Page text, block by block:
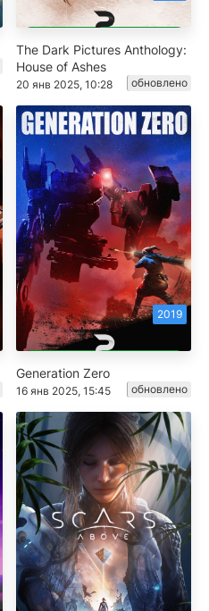
The Dark Pictures Anthology:
House of Ashes
20 янв 2025, 10:28 обновлено
2019
Generation Zero
16 янв 2025, 15:45 обновлено